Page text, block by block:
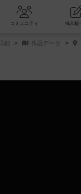
ドゲーム会 コミュニティ
細 作品データ